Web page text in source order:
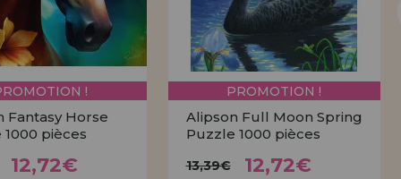
!
Fantasy Horse
pièces
12,72€
PROMOTION !
Alipson Full Moon Spring
Puzzle 1000 pièces
13,39€ 12,72€